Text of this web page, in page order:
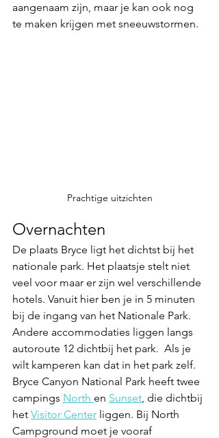
aangenaam zijn, maar je kan ook nog
te maken krijgen met sneeuwstormen.
Prachtige uitzichten
Overnachten
De plaats Bryce ligt het dichtst bij het
nationale park. Het plaatsje stelt niet
veel voor maar er zijn wel verschillende
hotels. Vanuit hier ben je in 5 minuten
bij de ingang van het Nationale Park.
Andere accommodaties liggen langs
autoroute 12 dichtbij het park.  Als je
wilt kamperen kan dat in het park zelf.
Bryce Canyon National Park heeft twee
campings North en Sunset, die dichtbij
het Visitor Center liggen. Bij North
Campground moet je vooraf